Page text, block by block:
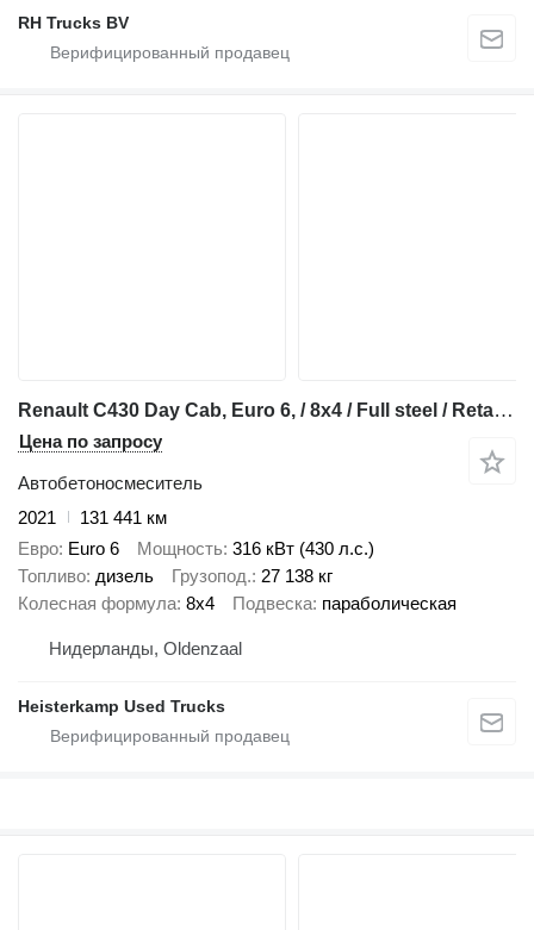
RH Trucks BV
Renault C430 Day Cab, Euro 6, / 8x4 / Full steel / Retarder / 9m3 Stette
Цена по запросу
Автобетоносмеситель
2021
131 441 км
Евро Euro 6 Мощность 316 кВт (430 л.с.)
Топливо дизель Грузопод. 27 138 кг
Колесная формула 8x4 Подвеска параболическая
Нидерланды, Oldenzaal
Heisterkamp Used Trucks